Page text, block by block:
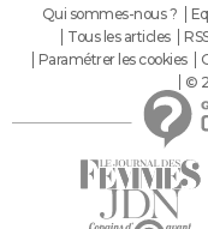
Qui sommes-nous ?
Tous les articles
Paramétrer les cookies
©